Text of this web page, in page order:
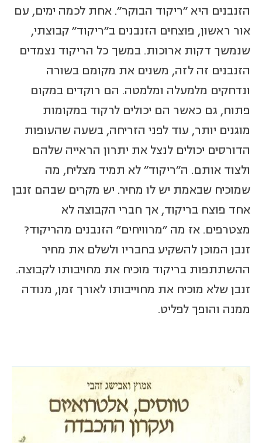
הזנבנים היא "ריקוד הבוקר". אחת לכמה ימים, עם
אור ראשון, פוצחים הזנבנים ב"ריקוד" קבוצתי,
שנמשך דקות ארוכות. במשך כל הריקוד נצמדים
הזנבנים זה לזה, משנים את מקומם בשורה
ונדחקים מלמעלה ומלמטה. הם רוקדים במקום
פתוח, גם כאשר הם יכולים לרקוד במקומות
מוגנים יותר, עוד לפני הזריחה, בשעה שהעופות
הדורסים יכולים לנצל את יתרון הראייה שלהם
ולצוד אותם. ה"ריקוד" לא תמיד מצליח, מה
שמוכיח שבאמת יש לו מחיר. יש מקרים שבהם זנבן
אחד פוצח בריקוד, אך חברי הקבוצה לא
מצטרפים. אז מה "מרוויחים" הזנבנים מהריקוד?
זנבן המוכן להשקיע בחבריו ולשלם את מחיר
ההשתתפות בריקוד מוכיח את מחויבותו לקבוצה.
זנבן שלא מוכיח את מחוייבותו לאורך זמן, מנודה
ממנה והופך לפליט.